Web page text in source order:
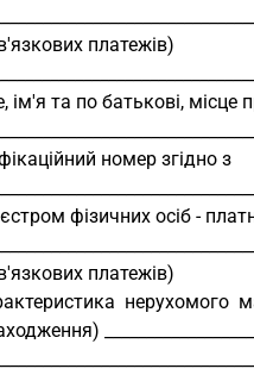
обов'язкових платежів)
ім'я та по батькові,
ідентифікаційний номер згідно з
фізичних осіб -
обов'язкових платежів)
нерухомого